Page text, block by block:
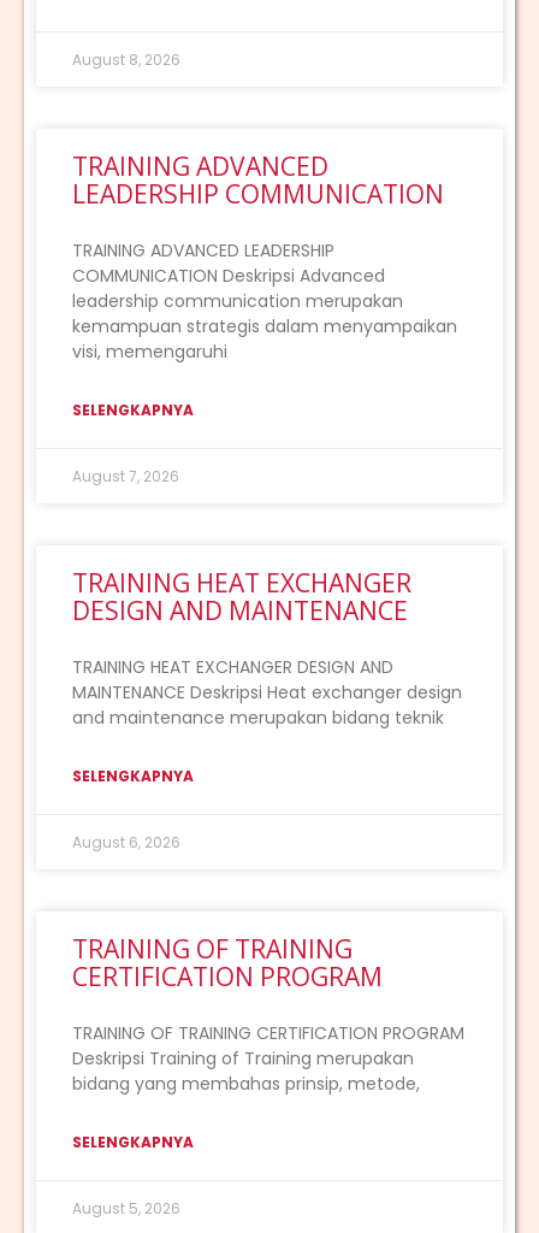
August 8, 2026
TRAINING ADVANCED
LEADERSHIP COMMUNICATION
TRAINING ADVANCED LEADERSHIP
COMMUNICATION Deskripsi Advanced
leadership communication merupakan
kemampuan strategis dalam menyampaikan
visi, memengaruhi
SELENGKAPNYA
August 7, 2026
TRAINING HEAT EXCHANGER
DESIGN AND MAINTENANCE
TRAINING HEAT EXCHANGER DESIGN AND
MAINTENANCE Deskripsi Heat exchanger design
and maintenance merupakan bidang teknik
SELENGKAPNYA
August 6, 2026
TRAINING OF TRAINING
CERTIFICATION PROGRAM
TRAINING OF TRAINING CERTIFICATION PROGRAM
Deskripsi Training of Training merupakan
bidang yang membahas prinsip, metode,
SELENGKAPNYA
August 5, 2026